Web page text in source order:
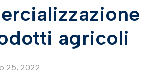
agricoli
25, 2022